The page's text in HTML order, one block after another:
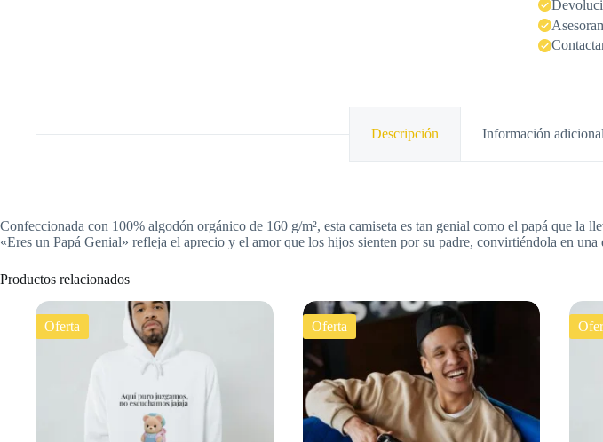
Descripción Información adicional
Confeccionada con 100% algodón orgánico de 160 g/m², esta camiseta es tan genial como el papá que la
«Eres un Papá Genial» refleja el aprecio y el amor que los hijos sienten por su padre, convirtiéndola en
Productos relacionados
Oferta Oferta